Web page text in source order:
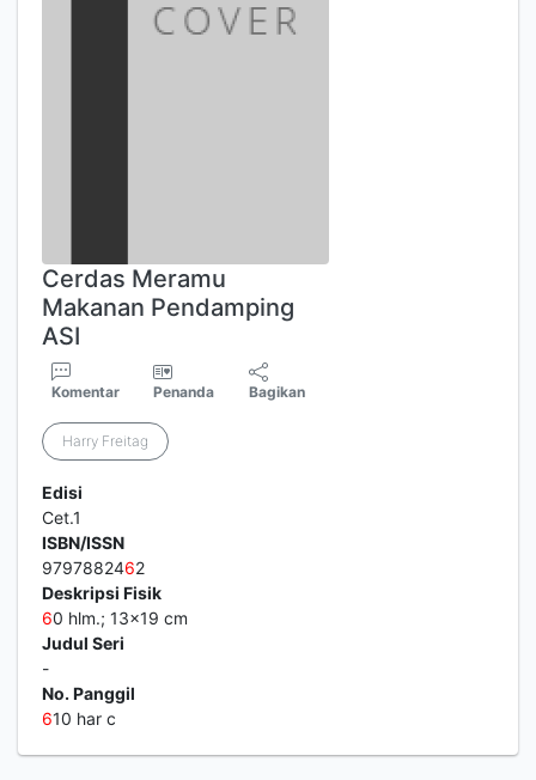
Cerdas Meramu
Makanan Pendamping
ASI
Komentar Penanda Bagikan
Harry Freitag
Edisi
Cet.1
ISBN/ISSN
9797882462
Deskripsi Fisik
60 hlm.; 13x19 cm
Judul Seri
-
No. Panggil
610 har c